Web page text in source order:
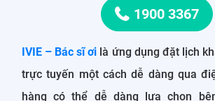
1900 3367
IVIE – Bác sĩ ơi là ứng dụng đặt lịch
trực tuyến một cách dễ dàng qua
hàng có thể dễ dàng lựa chọn